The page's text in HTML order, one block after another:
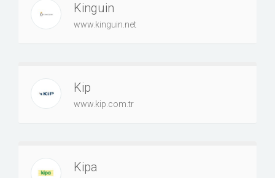
Kinguin
www.kinguin.net
Kip
www.kip.com.tr
Kipa